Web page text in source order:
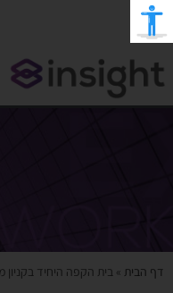
דף הבית » בית הקפה היחיד